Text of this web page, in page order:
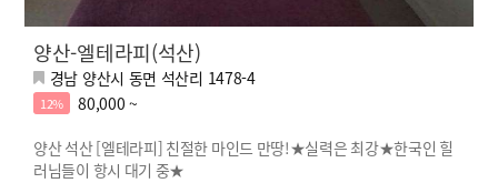
양산-엘테라피(석산)
경남 양산시 동면 석산리 1478-4
12%
80,000 ~
양산 석산 [엘테라피] 친절한 마인드 만땅!★실력은 최강★한국인 힐
러님들이 항시 대기 중★